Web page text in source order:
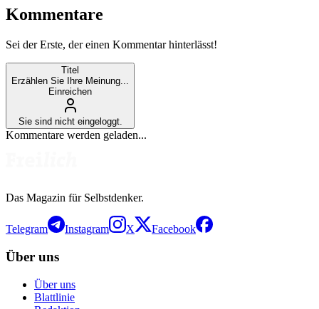
Kommentare
Sei der Erste, der einen Kommentar hinterlässt!
Titel
Erzählen Sie Ihre Meinung...
Einreichen
Sie sind nicht eingeloggt.
Kommentare werden geladen...
Das Magazin für Selbstdenker.
Telegram Instagram X Facebook
Über uns
Über uns
Blattlinie